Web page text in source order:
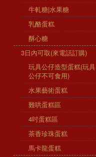
牛軋糖|水果糖
乳酪蛋糕
酥心糖
3日內可取(來電話訂購)
玩具公仔造型蛋糕(玩具
公仔不可食用)
水果藝術蛋糕
難哄蛋糕區
4吋蛋糕區
茶香珍珠蛋糕
馬卡龍蛋糕